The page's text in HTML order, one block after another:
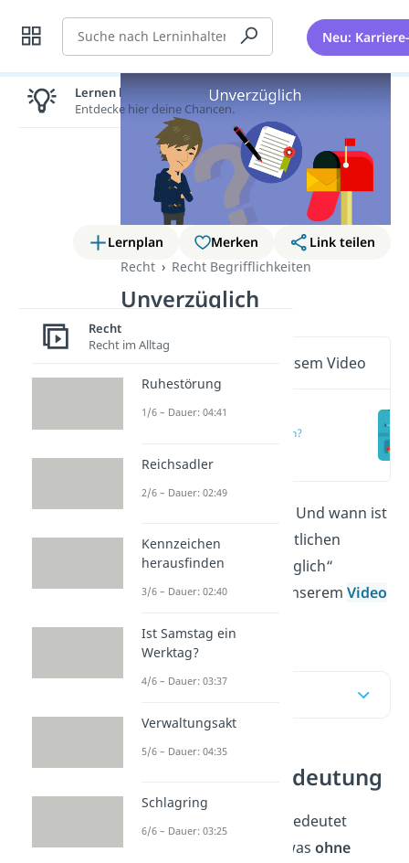
Suche Neu:
Lernplan Merken
Link teilen
Recht
Recht Begrifflichkeiten
Unverzüglich
Wichtige Inhalte in diesem Video
unverzüglich?
Was heißt
? Und wann ist
es zu spät? Alles zur rechtlichen
Bedeutung von „unverzüglich“
erfährst du hier
und in unseremVideo
Unverzüglich Bedeutung
Im juristischen Kontext bedeutet
“
“, dass etwasohne
Lernen lohnt sich!
Entdecke hier deine Chancen.
Recht
Recht im Alltag
Ruhestörung
1/6 – Dauer: 04:41
Reichsadler
2/6 – Dauer: 02:49
Kennzeichen
herausfinden
3/6 – Dauer: 02:40
Ist Samstag ein
Werktag?
4/6 – Dauer: 03:37
Verwaltungsakt
5/6 – Dauer: 04:35
Schlagring
6/6 – Dauer: 03:25